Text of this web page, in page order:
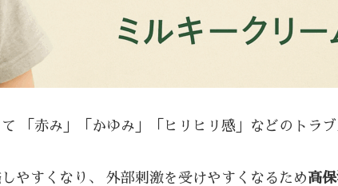
「赤み」「かゆみ」「ヒリヒリ感」などのトラ
やすくなり、 外部刺激を受けやすくなるため高